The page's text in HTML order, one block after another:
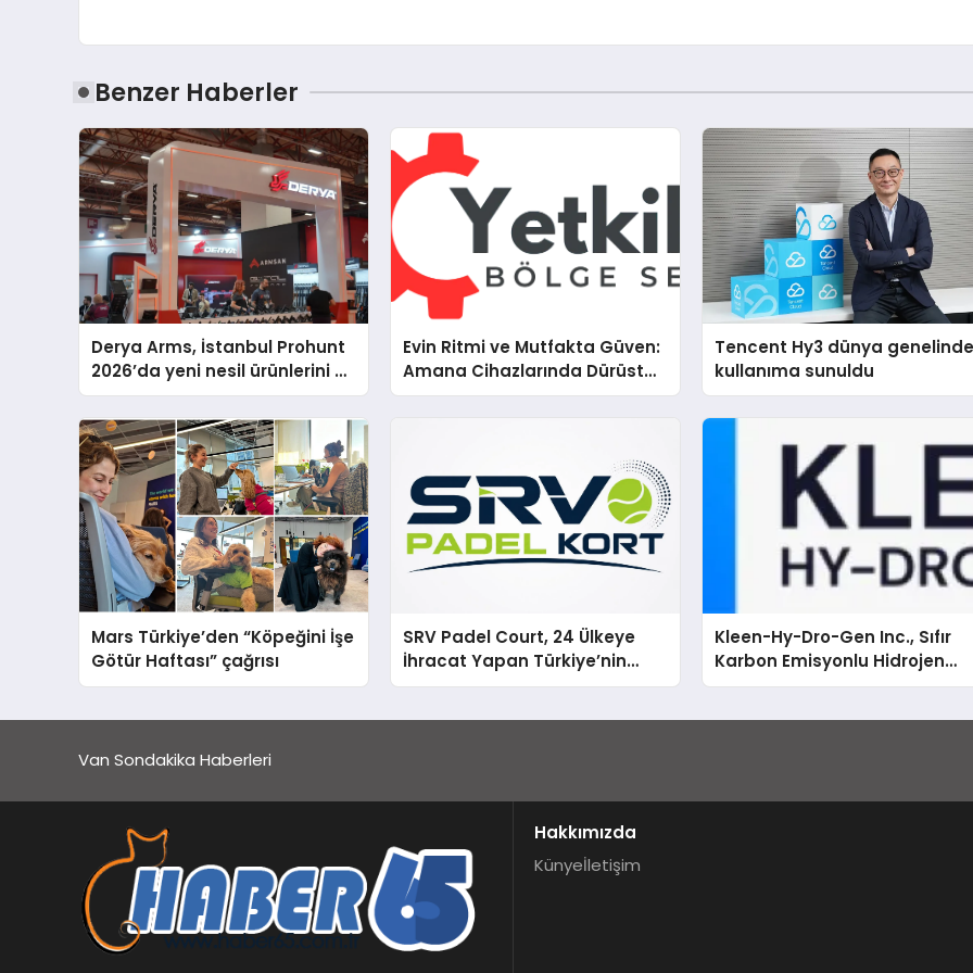
Benzer Haberler
Derya Arms, İstanbul Prohunt
2026’da yeni nesil ürünlerini ve
global marka vizyonunu
sergiledi
Evin Ritmi ve Mutfakta Güven:
Amana Cihazlarında Dürüst
Teknik Destek Deneyimi
Tencent Hy3 dünya
kullanıma sunuldu
Mars Türkiye’den “Köpeğini İşe
Götür Haftası” çağrısı
SRV Padel Court, 24 Ülkeye
İhracat Yapan Türkiye’nin
Padel Kortu Üretim Gücü
Kleen-Hy-Dro-Gen Inc., Sıfır
Karbon Emisyonlu Hidrojen
Isıtma Teknolojisinde ISO ve
Van Sondakika Haberleri
Hakkımızda
Künyeİletişim